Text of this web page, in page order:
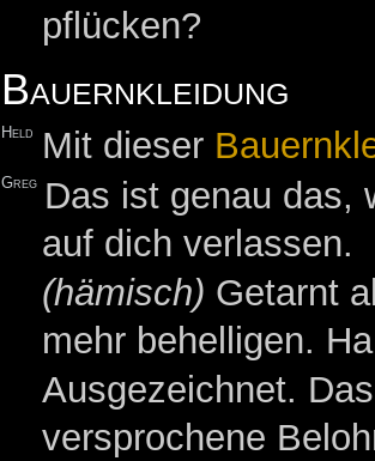
pflücken?
Bauernkleidung
Held Mit dieser
Greg Das ist genau
auf dich verlassen.
(hämisch) Getarnt
mehr behelligen.
Ausgezeichnet.
versprochene